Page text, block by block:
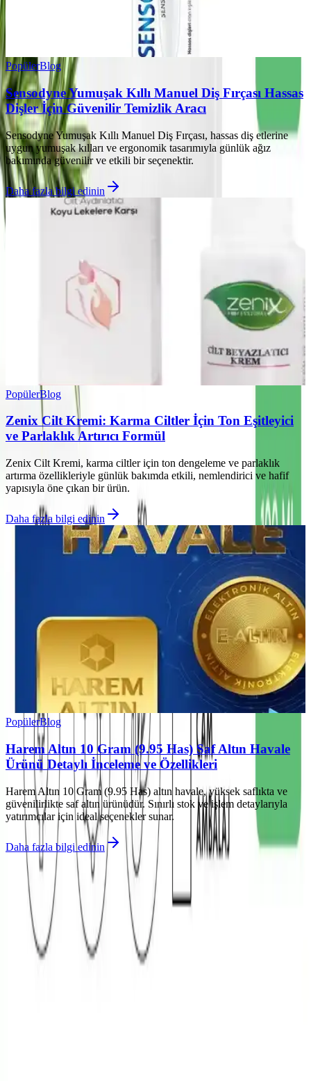
PopülerBlog
Sensodyne Yumuşak Kıllı Manuel Diş Fırçası Hassas
Dişler İçin Güvenilir Temizlik Aracı
Sensodyne Yumuşak Kıllı Manuel Diş Fırçası, hassas diş etlerine
uygun yumuşak kılları ve ergonomik tasarımıyla günlük ağız
bakımında güvenilir ve etkili bir seçenektir.
Daha fazla bilgi edinin
PopülerBlog
Zenix Cilt Kremi: Karma Ciltler İçin Ton Eşitleyici
ve Parlaklık Artırıcı Formül
Zenix Cilt Kremi, karma ciltler için ton dengeleme ve parlaklık
artırma özellikleriyle günlük bakımda etkili, nemlendirici ve hafif
yapısıyla öne çıkan bir ürün.
Daha fazla bilgi edinin
PopülerBlog
Harem Altın 10 Gram (9.95 Has) Saf Altın Havale
Ürünü Detaylı İnceleme ve Özellikleri
Harem Altın 10 Gram (9.95 Has) altın havale, yüksek saflıkta ve
güvenilirlikte saf altın ürünüdür. Sınırlı stok ve işlem detaylarıyla
yatırımcılar için ideal seçenekler sunar.
Daha fazla bilgi edinin
Parlakim
Site bölümleri
Ana Sayfa
Makaleler
Kategoriler